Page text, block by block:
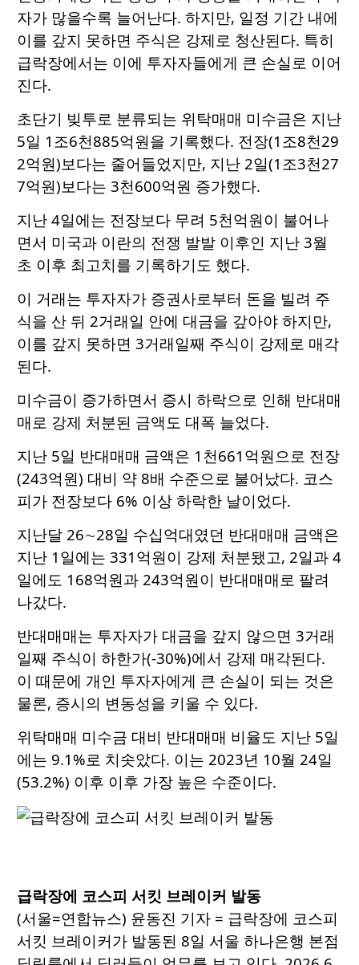
자가 많을수록 늘어난다. 하지만, 일정 기간 내에
이를 갚지 못하면 주식은 강제로 청산된다. 특히
급락장에서는 이에 투자자들에게 큰 손실로 이어
진다.
초단기 빚투로 분류되는 위탁매매 미수금은 지난
5일 1조6천885억원을 기록했다. 전장(1조8천29
2억원)보다는 줄어들었지만, 지난 2일(1조3천27
7억원)보다는 3천600억원 증가했다.
지난 4일에는 전장보다 무려 5천억원이 불어나
면서 미국과 이란의 전쟁 발발 이후인 지난 3월
초 이후 최고치를 기록하기도 했다.
이 거래는 투자자가 증권사로부터 돈을 빌려 주
식을 산 뒤 2거래일 안에 대금을 갚아야 하지만,
이를 갚지 못하면 3거래일째 주식이 강제로 매각
된다.
미수금이 증가하면서 증시 하락으로 인해 반대매
매로 강제 처분된 금액도 대폭 늘었다.
지난 5일 반대매매 금액은 1천661억원으로 전장
(243억원) 대비 약 8배 수준으로 불어났다. 코스
피가 전장보다 6% 이상 하락한 날이었다.
지난달 26∼28일 수십억대였던 반대매매 금액은
지난 1일에는 331억원이 강제 처분됐고, 2일과 4
일에도 168억원과 243억원이 반대매매로 팔려
나갔다.
반대매매는 투자자가 대금을 갚지 않으면 3거래
일째 주식이 하한가(-30%)에서 강제 매각된다.
이 때문에 개인 투자자에게 큰 손실이 되는 것은
물론, 증시의 변동성을 키울 수 있다.
위탁매매 미수금 대비 반대매매 비율도 지난 5일
에는 9.1%로 치솟았다. 이는 2023년 10월 24일
(53.2%) 이후 이후 가장 높은 수준이다.
급락장에 코스피 서킷 브레이커 발동
(서울=연합뉴스) 윤동진 기자 = 급락장에 코스피
서킷 브레이커가 발동된 8일 서울 하나은행 본점